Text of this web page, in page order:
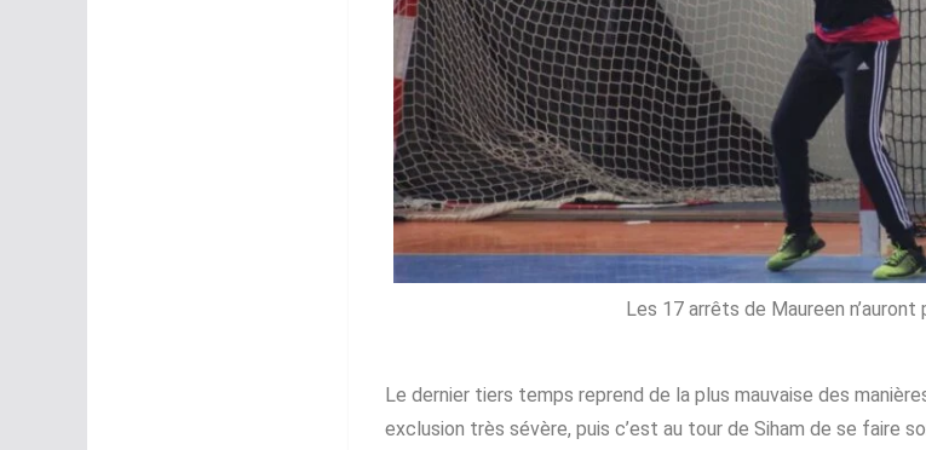
Les 17 arrêts de Maureen n’auront
Le dernier tiers temps reprend de la plus mauvaise des
exclusion très sévère, puis c’est au tour de Siham de se faire